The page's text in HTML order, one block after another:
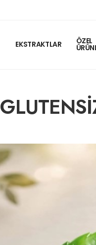
EKSTRAKTLAR ÖZEL